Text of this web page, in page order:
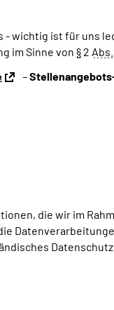
- wichtig ist für
im Sinne von § 2 Abs.
–
die wir im